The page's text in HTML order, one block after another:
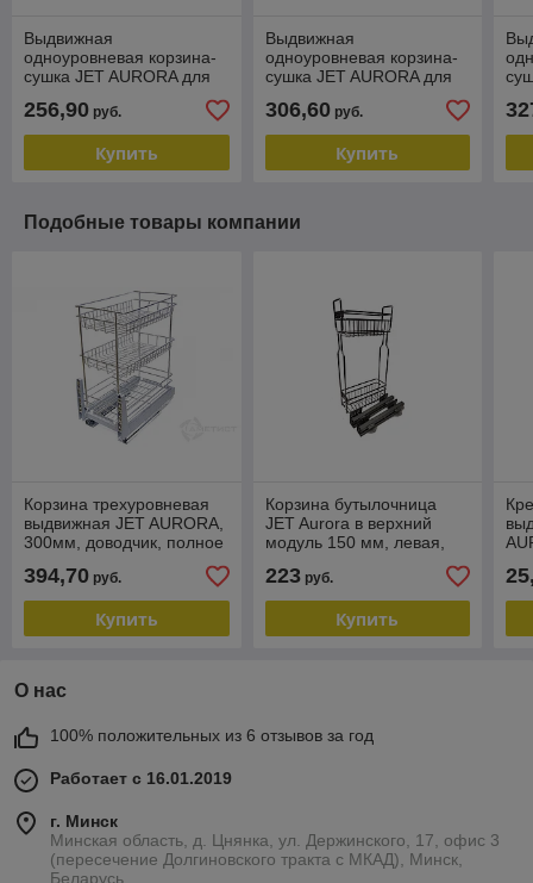
Выдвижная
одноуровневая корзина-
сушка JET AURORA для
256,90 руб.
Купить
Выдвижная
одноуровневая корзина-
сушка JET AURORA для
306,60руб.
Купить
Подобные товары компании
Корзина трехуровневая
выдвижная JET AURORA,
300мм, доводчик, полное
394,70 руб.
Купить
Корзина бутылочница
JET Aurora в верхний
модуль 150 мм, левая,
выдвижение
223руб.
Купить
О нас
100% положительных из 6 отзывов за год
Работает с 16.01.2019
г. Минск
Минская область, д. Цнянка, ул. Держинского, 17, офис 3
(пересечение Долгиновского тракта с МКАД), Минск,
Беларусь